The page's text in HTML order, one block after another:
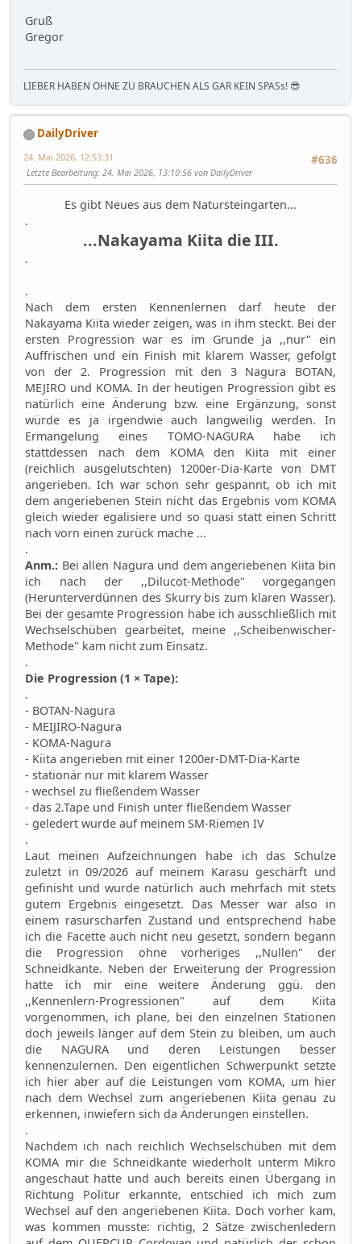
Gruß
Gregor
LIEBER HABEN OHNE ZU BRAUCHEN ALS GAR KEIN SPASs! 😎
DailyDriver
#636
24. Mai 2026, 12:53:31
Letzte Bearbeitung: 24. Mai 2026, 13:10:56 von DailyDriver
Es gibt Neues aus dem Natursteingarten...
.
...Nakayama Kiita die III.
.
.
Nach dem ersten Kennenlernen darf heute der
Nakayama Kiita wieder zeigen, was in ihm steckt. Bei der
ersten Progression war es im Grunde ja ,,nur" ein
Auffrischen und ein Finish mit klarem Wasser, gefolgt
von der 2. Progression mit den 3 Nagura BOTAN,
MEJIRO und KOMA. In der heutigen Progression gibt es
natürlich eine Änderung bzw. eine Ergänzung, sonst
würde es ja irgendwie auch langweilig werden. In
Ermangelung eines TOMO-NAGURA habe ich
stattdessen nach dem KOMA den Kiita mit einer
(reichlich ausgelutschten) 1200er-Dia-Karte von DMT
angerieben. Ich war schon sehr gespannt, ob ich mit
dem angeriebenen Stein nicht das Ergebnis vom KOMA
gleich wieder egalisiere und so quasi statt einen Schritt
nach vorn einen zurück mache ...
.
Anm.: Bei allen Nagura und dem angeriebenen Kiita bin
ich nach der ,,Dilucot-Methode" vorgegangen
(Herunterverdünnen des Skurry bis zum klaren Wasser).
Bei der gesamte Progression habe ich ausschließlich mit
Wechselschüben gearbeitet, meine ,,Scheibenwischer-
Methode" kam nicht zum Einsatz.
.
Die Progression (1 × Tape):
.
- BOTAN-Nagura
- MEIJIRO-Nagura
- KOMA-Nagura
- Kiita angerieben mit einer 1200er-DMT-Dia-Karte
- stationär nur mit klarem Wasser
- wechsel zu fließendem Wasser
- das 2.Tape und Finish unter fließendem Wasser
- geledert wurde auf meinem SM-Riemen IV
.
Laut meinen Aufzeichnungen habe ich das Schulze
zuletzt in 09/2026 auf meinem Karasu geschärft und
gefinisht und wurde natürlich auch mehrfach mit stets
gutem Ergebnis eingesetzt. Das Messer war also in
einem rasurscharfen Zustand und entsprechend habe
ich die Facette auch nicht neu gesetzt, sondern begann
die Progression ohne vorheriges ,,Nullen" der
Schneidkante. Neben der Erweiterung der Progression
hatte ich mir eine weitere Änderung ggü. den
,,Kennenlern-Progressionen" auf dem Kiita
vorgenommen, ich plane, bei den einzelnen Stationen
doch jeweils länger auf dem Stein zu bleiben, um auch
die NAGURA und deren Leistungen besser
kennenzulernen. Den eigentlichen Schwerpunkt setzte
ich hier aber auf die Leistungen vom KOMA, um hier
nach dem Wechsel zum angeriebenen Kiita genau zu
erkennen, inwiefern sich da Änderungen einstellen.
.
Nachdem ich nach reichlich Wechselschüben mit dem
KOMA mir die Schneidkante wiederholt unterm Mikro
angeschaut hatte und auch bereits einen Übergang in
Richtung Politur erkannte, entschied ich mich zum
Wechsel auf den angeriebenen Kiita. Doch vorher kam,
was kommen musste: richtig, 2 Sätze zwischenledern